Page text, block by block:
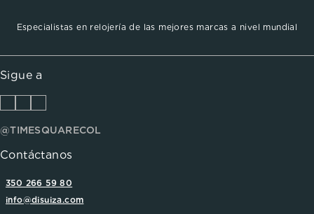
Especialistas en relojería de las mejores marcas a nivel mundial
Sigue a
@TIMESQUARECOL
Contáctanos
350 266 59 80
info@disuiza.com